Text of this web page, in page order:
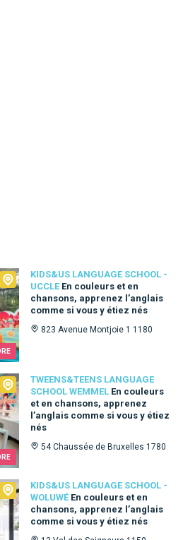
KIDS&US LANGUAGE SCHOOL -
UCCLE En couleurs et en
chansons, apprenez l’anglais
comme si vous y étiez nés
823 Avenue Montjoie 1 1180
- Uccle
TWEENS&TEENS LANGUAGE
SCHOOL WEMMEL En couleurs
et en chansons, apprenez
l’anglais comme si vous y étiez
nés
54 Chaussée de Bruxelles 1780
school Wemmel
KIDS&US LANGUAGE SCHOOL -
WOLUWÉ En couleurs et en
chansons, apprenez l’anglais
comme si vous y étiez nés
- Woluwé